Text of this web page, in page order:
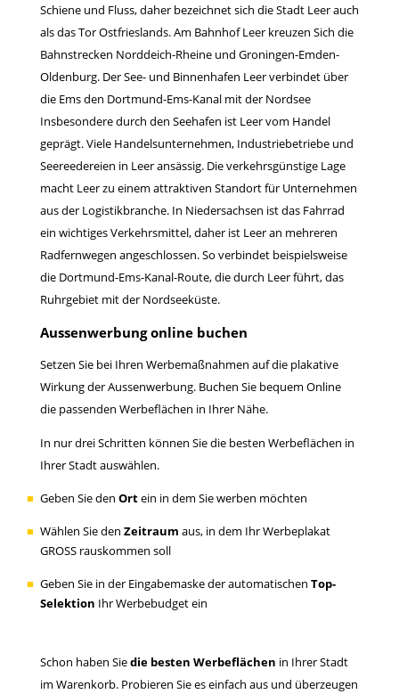
Schiene und Fluss, daher bezeichnet sich die Stadt Leer auch
als das Tor Ostfrieslands. Am Bahnhof Leer kreuzen Sich die
Bahnstrecken Norddeich-Rheine und Groningen-Emden-
Oldenburg. Der See- und Binnenhafen Leer verbindet über
die Ems den Dortmund-Ems-Kanal mit der Nordsee
Insbesondere durch den Seehafen ist Leer vom Handel
geprägt. Viele Handelsunternehmen, Industriebetriebe und
Seereedereien in Leer ansässig. Die verkehrsgünstige Lage
macht Leer zu einem attraktiven Standort für Unternehmen
aus der Logistikbranche. In Niedersachsen ist das Fahrrad
ein wichtiges Verkehrsmittel, daher ist Leer an mehreren
Radfernwegen angeschlossen. So verbindet beispielsweise
die Dortmund-Ems-Kanal-Route, die durch Leer führt, das
Ruhrgebiet mit der Nordseeküste.
Aussenwerbung online buchen
Setzen Sie bei Ihren Werbemaßnahmen auf die plakative
Wirkung der Aussenwerbung. Buchen Sie bequem Online
die passenden Werbeflächen in Ihrer Nähe.
In nur drei Schritten können Sie die besten Werbeflächen in
Ihrer Stadt auswählen.
Geben Sie den Ortein in dem Sie werben möchten
Wählen Sie den Zeitraum aus, in dem Ihr Werbeplakat
GROSS rauskommen soll
Geben Sie in der Eingabemaske der automatischen Top-
Selektion Ihr Werbebudget ein
Schon haben Siedie besten Werbeflächen in Ihrer Stadt
im Warenkorb. Probieren Sie es einfach aus und überzeugen